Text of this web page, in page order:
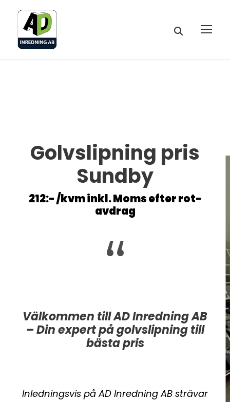
Golvslipning pris
Sundby
212:- /kvm inkl. Moms efter rot-
avdrag
“
Välkommen till AD Inredning AB
– Din expert på golvslipning till
bästa pris
Inledningsvis på AD Inredning AB strävar